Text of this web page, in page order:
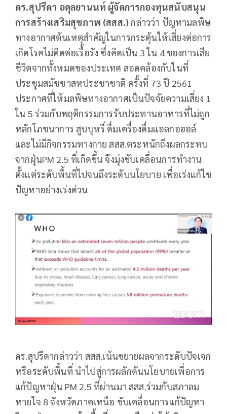
ดร.สุปรีดา อดุลยานนท์ ผู้จัดการกองทุนสนับสนุน
การสร้างเสริมสุขภาพ (สสส.)กล่าวว่า ปัญหามลพิษ
ทางอากาศต้นเหตุสำคัญในการกระตุ้นให้เสี่ยงต่อการ
เกิดโรคไม่ติดต่อเรื้อรัง ซึ่งคิดเป็น 3 ใน 4 ของการเสีย
ชีวิตจากทั้งหมดของประเทศ สอดคล้องกับในที่
ประชุมสมัชชาสหประชาชาติ ครั้งที่ 73 ปี 2561
ประกาศที่ให้มลพิษทางอากาศเป็นปัจจัยความเสี่ยง 1
ใน 5 ร่วมกับพฤติกรรมการรับประทานอาหารที่ไม่ถูก
หลักโภชนาการ สูบบุหรี่ ดื่มเครื่องดื่มแอลกอฮอล์
และไม่มีกิจกรรมทางกาย สสส.ตระหนักถึงผลกระทบ
จากฝุ่นPM 2.5 ที่เกิดขึ้น จึงมุ่งขับเคลื่อนการทำงาน
ตั้งแต่ระดับพื้นที่ไปจนถึงระดับนโยบาย เพื่อเร่งแก้ไข
ปัญหาอย่างเร่งด่วน
ดร.สุปรีดากล่าวว่า สสส.เน้นขยายผลจากระดับปัจเจก
หรือระดับพื้นที่ นำไปสู่การผลักดันนโยบายเพื่อการ
แก้ปัญหาฝุ่น PM 2.5 ที่ผ่านมา สสส.ร่วมกับสภาลม
หายใจ 8 จังหวัดภาคเหนือ ขับเคลื่อนการแก้ปัญหา